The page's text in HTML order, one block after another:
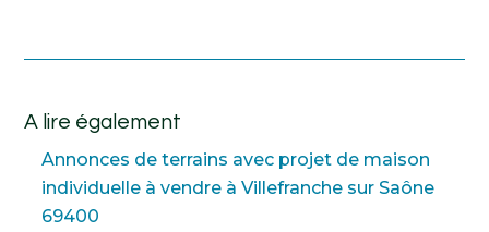
A lire également
Annonces de terrains avec projet de maison
individuelle à vendre à Villefranche sur Saône
69400